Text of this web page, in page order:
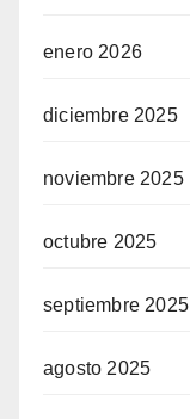
enero 2026
diciembre 2025
noviembre 2025
octubre 2025
septiembre 2025
agosto 2025